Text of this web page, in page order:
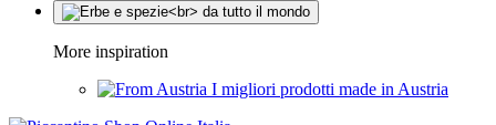
More inspiration
I migliori prodotti made in Austria